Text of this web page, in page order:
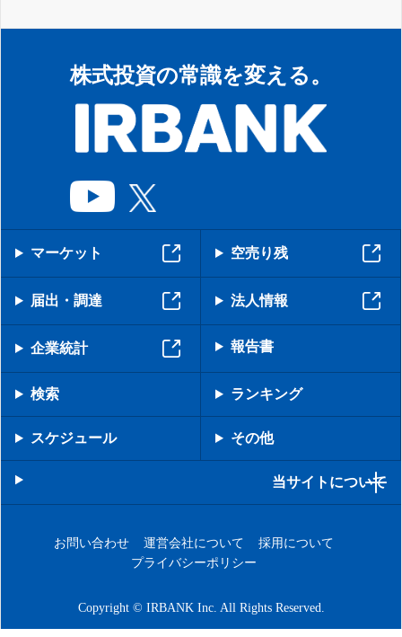
株式投資の常識を変える。
マーケット 空売り残
届出・調達 法人情報
企業統計 報告書
検索 ランキング
スケジュール その他
当サイトについて
お問い合わせ 運営会社について
採用について
プライバシーポリシー
Copyright © IRBANK Inc. All Rights Reserved.